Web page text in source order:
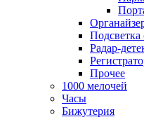
Подсветка
Радар-
Прочее
1000 мелочей
Часы
Бижутерия